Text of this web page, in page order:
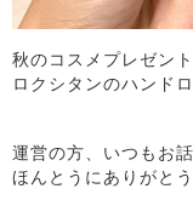
秋のコスメプレゼン
ロクシタンのハンド
運営の方、いつもお
ほんとうにありがと